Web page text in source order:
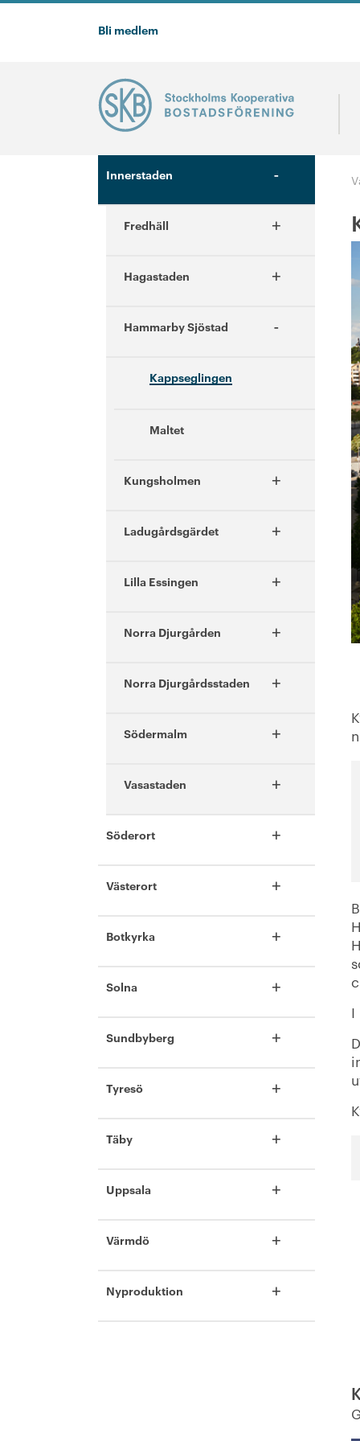
Bli medlem
-
Innerstaden
+
Fredhäll
+
Hagastaden
-
Hammarby Sjöstad
Kappseglingen
Maltet
+
Kungsholmen
+
Ladugårdsgärdet
+
Lilla Essingen
+
Norra Djurgården
+
Norra Djurgårdsstaden
+
Södermalm
+
Vasastaden
+
Söderort
+
Västerort
+
Botkyrka
+
Solna
+
Sundbyberg
+
Tyresö
+
Täby
+
Uppsala
+
Värmdö
+
Nyproduktion
I